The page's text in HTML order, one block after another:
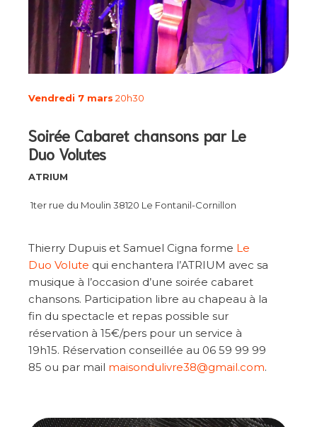
Vendredi 7 mars 20h30
Soirée Cabaret chansons par Le
Duo Volutes
ATRIUM
1ter rue du Moulin 38120 Le Fontanil-Cornillon
Thierry Dupuis et Samuel Cigna forme Le
Duo Volute qui enchantera l’ATRIUM avec sa
musique à l’occasion d’une soirée cabaret
chansons. Participation libre au chapeau à la
fin du spectacle et repas possible sur
réservation à 15€/pers pour un service à
19h15. Réservation conseillée au 06 59 99 99
85 ou par mail maisondulivre38@gmail.com.